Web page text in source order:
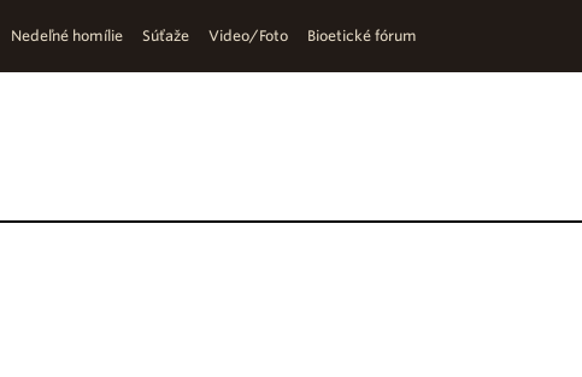
Nedeľné homílie Súťaže Video/Foto Bioetické fórum